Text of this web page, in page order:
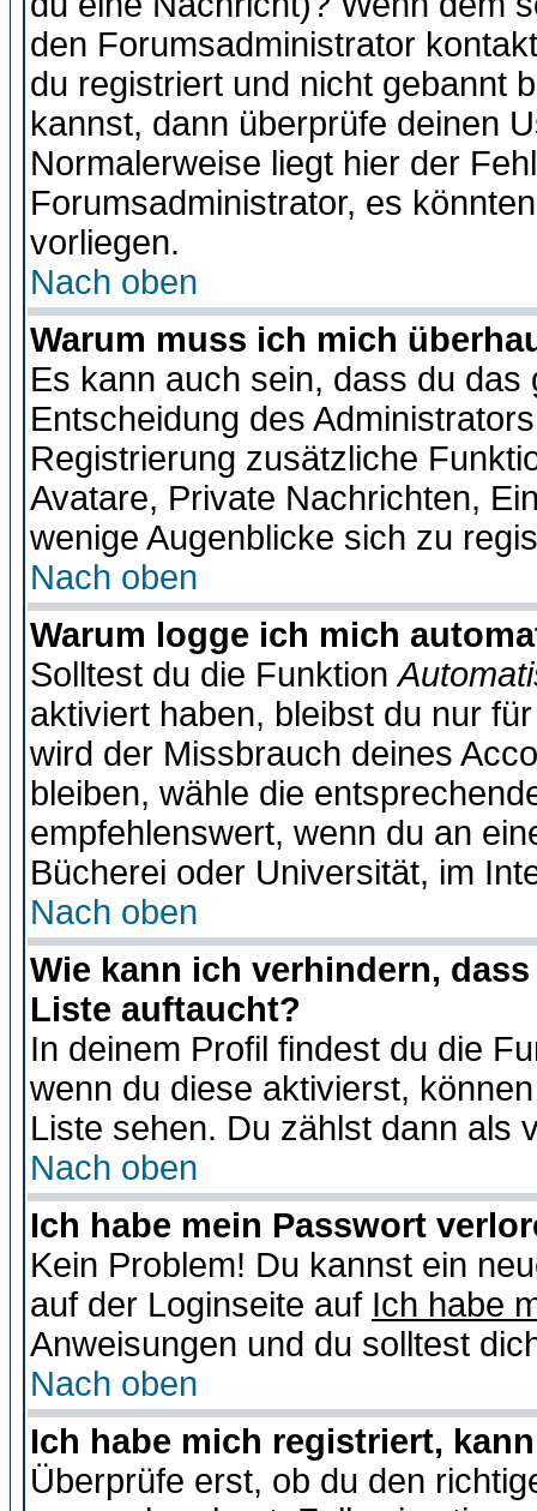
den Forumsadministrator
du registriert und nicht gebannt
kannst, dann überprüfe deinen
Normalerweise liegt hier der
Forumsadministrator, es
vorliegen.
Nach oben
Warum muss ich mich
Es kann auch sein, dass du
Entscheidung des
Registrierung zusätzliche
Avatare, Private Nachrichten,
wenige Augenblicke sich zu
Nach oben
Warum logge ich mich
Solltest du die Funktion
aktiviert haben, bleibst du nur
wird der Missbrauch deines
bleiben, wähle die
empfehlenswert, wenn du an
Bücherei oder Universität, im
Nach oben
Wie kann ich verhindern,
Liste auftaucht?
In deinem Profil findest du die
wenn du diese aktivierst,
Liste sehen. Du zählst dann als
Nach oben
Ich habe mein Passwort
Kein Problem! Du kannst ein
auf der Loginseite auf Ich habe
Anweisungen und du solltest
Nach oben
Ich habe mich registriert,
Überprüfe erst, ob du den